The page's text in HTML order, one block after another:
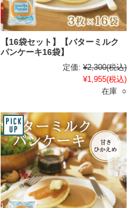
【16袋セット】【バターミルク
パンケーキ16袋】
定価: ¥2,300(税込)
¥1,955(税込)
在庫 ○